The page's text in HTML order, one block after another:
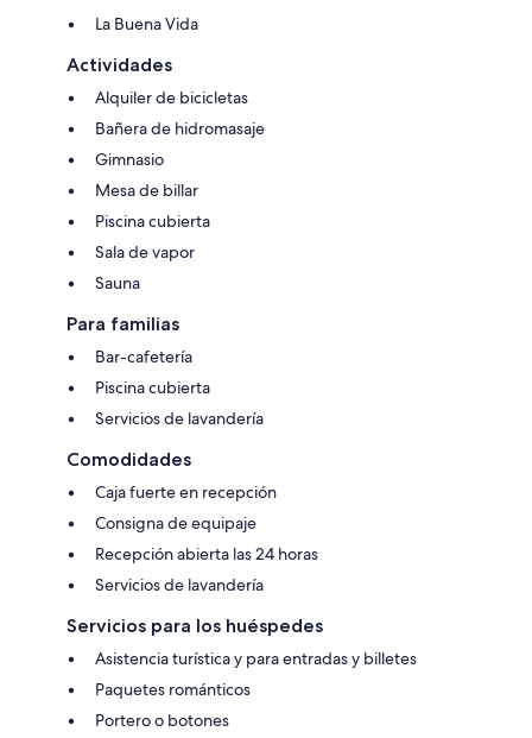
La Buena Vida
Actividades
Alquiler de bicicletas
Bañera de hidromasaje
Gimnasio
Mesa de billar
Piscina cubierta
Sala de vapor
Sauna
Para familias
Bar-cafetería
Piscina cubierta
Servicios de lavandería
Comodidades
Caja fuerte en recepción
Consigna de equipaje
Recepción abierta las 24 horas
Servicios de lavandería
Servicios para los huéspedes
Asistencia turística y para entradas y billetes
Paquetes románticos
Portero o botones